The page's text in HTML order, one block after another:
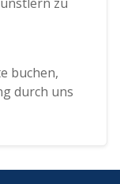
buchen,
durch uns